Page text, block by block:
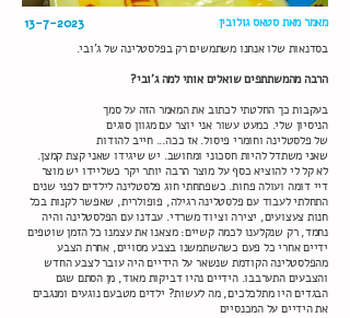
מאמר מאת סטאס גולובין
.בסדנאות שלו אנחנו משתמשים רק בפלסטלינה של ג'ובי
?הרבה מהמשתתפים שואלים אותי למה ג'ובי
בעקבות כך החלטתי לכתוב את המאמר הזה על סמך
הניסיון שלי. כמעט עשור אני יוצר עם מגוון סוגים
של פלסטלינה וחומרי פיסול. אז ככה... חייב להודות
שאני משתדל להיות חסכוני ומחושב. יש שיגידו שאני קצת קמצן.
לא קל לי להוציא כסף על מוצר הרבה יותר יקר כשליידו יש מוצר
דיי דומה ועולה פחות. כשפתחתי חוג פלסטלינה לילדים לפני שנים
התחלתי לעבוד עם פלסטלינה רגילה, פופולרית, שאפשר לקנות בכל
חנות צעצועים, יצירה וציוד משרדי. עבדנו עם הפלסטלינה והיה
נחמד, רק שנקלענו לכמה קשיים: מצאנו את עצמנו כל הזמן שוטפים
ידיים אחרי כל פעם כשהשתמשנו בצבע מסויים, אחרת הצבע
מהפלסטלינה הקודמת שנשאר על הידיים היה עובר לצבע החדש
והצבעים התערבבו. הידיים נהיו דביקות מאוד, מן הסתם שגם
הבגדים היו מתלכלכים, מה לעשות? ילדים מטבעם נוגעים ומנגבים
את הידיים על המכנסיים
13-7-2023